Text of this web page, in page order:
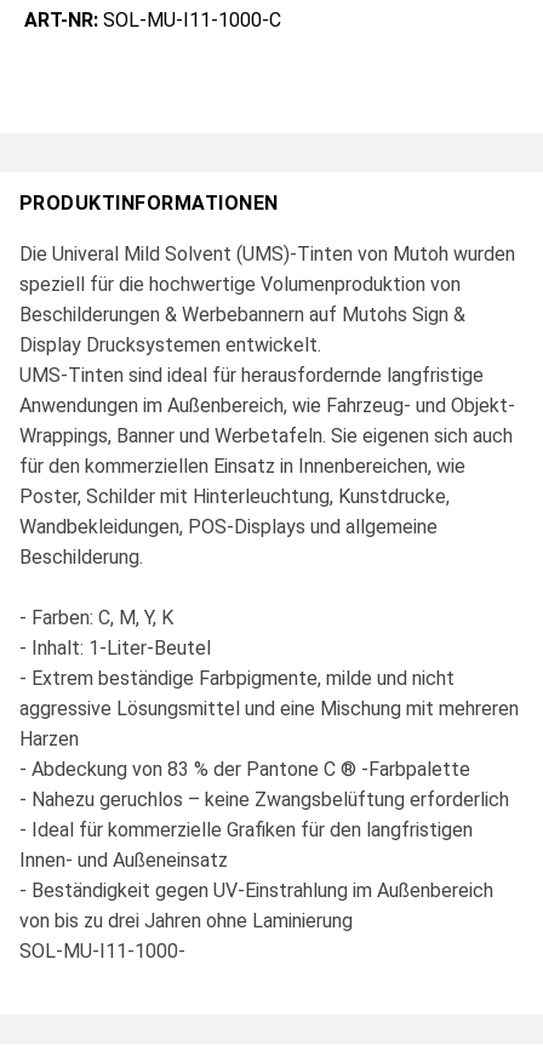
ART-NR: SOL-MU-I11-1000-C
PRODUKTINFORMATIONEN
Die Univeral Mild Solvent (UMS)-Tinten von Mutoh wurden
speziell für die hochwertige Volumenproduktion von
Beschilderungen & Werbebannern auf Mutohs Sign &
Display Drucksystemen entwickelt.
UMS-Tinten sind ideal für herausfordernde langfristige
Anwendungen im Außenbereich, wie Fahrzeug- und Objekt-
Wrappings, Banner und Werbetafeln. Sie eigenen sich auch
für den kommerziellen Einsatz in Innenbereichen, wie
Poster, Schilder mit Hinterleuchtung, Kunstdrucke,
Wandbekleidungen, POS-Displays und allgemeine
Beschilderung.
- Farben: C, M, Y, K
- Inhalt: 1-Liter-Beutel
- Extrem beständige Farbpigmente, milde und nicht
aggressive Lösungsmittel und eine Mischung mit mehreren
Harzen
- Abdeckung von 83 % der Pantone C ® -Farbpalette
- Nahezu geruchlos – keine Zwangsbelüftung erforderlich
- Ideal für kommerzielle Grafiken für den langfristigen
Innen- und Außeneinsatz
- Beständigkeit gegen UV-Einstrahlung im Außenbereich
von bis zu drei Jahren ohne Laminierung
SOL-MU-I11-1000-